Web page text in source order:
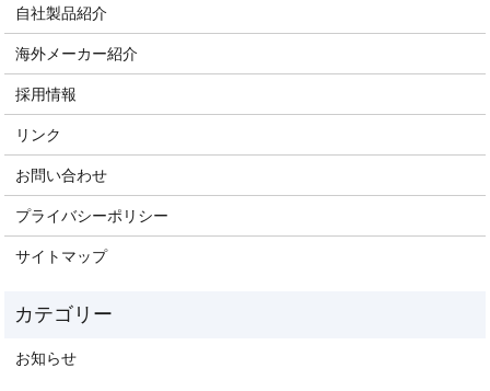
自社製品紹介
海外メーカー紹介
採用情報
リンク
お問い合わせ
プライバシーポリシー
サイトマップ
お知らせ